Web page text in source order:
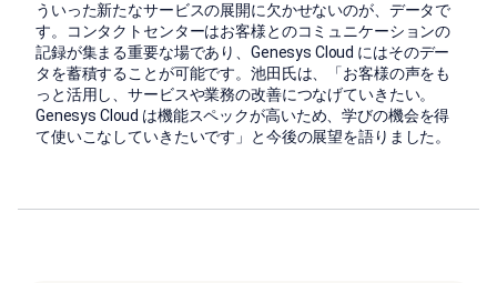
ういった新たなサービスの展開に欠かせないのが、データで
す。コンタクトセンターはお客様とのコミュニケーションの
記録が集まる重要な場であり、Genesys Cloud にはそのデー
タを蓄積することが可能です。池田氏は、「お客様の声をも
っと活用し、サービスや業務の改善につなげていきたい。
Genesys Cloud は機能スペックが高いため、学びの機会を得
て使いこなしていきたいです」と今後の展望を語りました。